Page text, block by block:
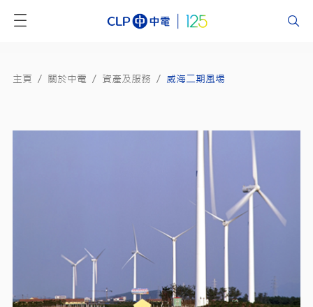
主頁 / 關於中電 / 資產及服務 / 威海二期風場